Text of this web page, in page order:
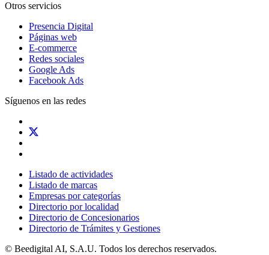
Otros servicios
Presencia Digital
Páginas web
E-commerce
Redes sociales
Google Ads
Facebook Ads
Síguenos en las redes
Listado de actividades
Listado de marcas
Empresas por categorías
Directorio por localidad
Directorio de Concesionarios
Directorio de Trámites y Gestiones
© Beedigital AI, S.A.U. Todos los derechos reservados.